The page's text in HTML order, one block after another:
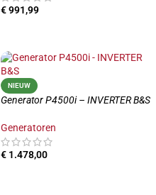
€991,99
NIEUW
Generator P4500i – INVERTER B&S
Generatoren
€ 1.478,00